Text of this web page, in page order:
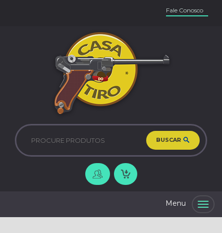
Fale Conosco
BUSCAR